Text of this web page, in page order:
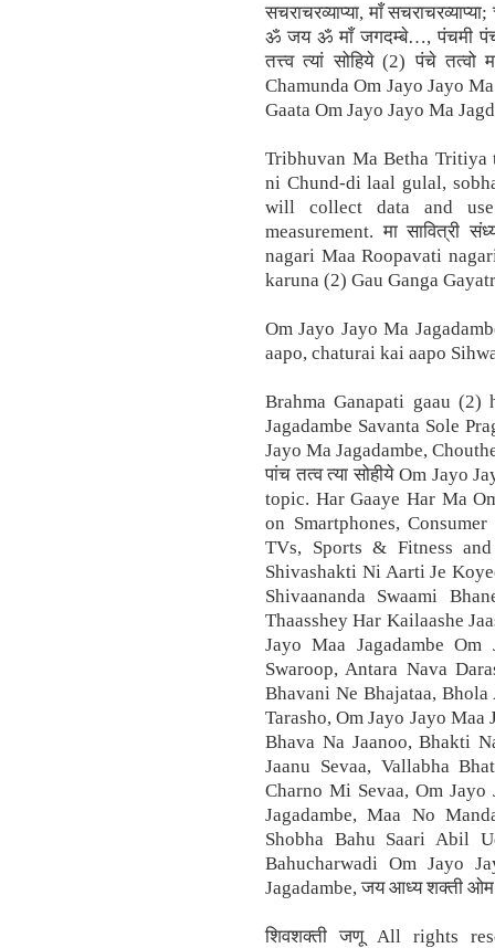
सचराचरव्याप्या, माँ
ॐ जय ॐ माँ जगदम्बे…, पंचमी पंच
तत्त्व त्यां सोहिये (2) पंचे
Chamunda Om Jayo Jayo
Gaata Om Jayo Jayo Ma
Tribhuvan Ma Betha Tritiya
ni Chund-di laal gulal,
will collect data and
measurement. मा सावित्री
nagari Maa Roopavati
karuna (2) Gau Ganga
Om Jayo Jayo Ma
aapo, chaturai kai aapo
Brahma Ganapati gaau
Jagadambe Savanta Sole
Jayo Ma Jagadambe,
पांच तत्व त्या सोहीये Om Jayo
topic. Har Gaaye Har Ma
on Smartphones,
TVs, Sports & Fitness
Shivashakti Ni Aarti Je
Shivaananda Swaami
Thaasshey Har Kailaashe
Jayo Maa Jagadambe Om
Swaroop, Antara Nava
Bhavani Ne Bhajataa, Bhola
Tarasho, Om Jayo Jayo Maa
Bhava Na Jaanoo, Bhakti
Jaanu Sevaa, Vallabha
Charno Mi Sevaa, Om Jayo
Jagadambe, Maa No
Shobha Bahu Saari Abil
Bahucharwadi Om Jayo
Jagadambe, जय आध्य शक्ती ओम
शिवशक्ती जणू All rights